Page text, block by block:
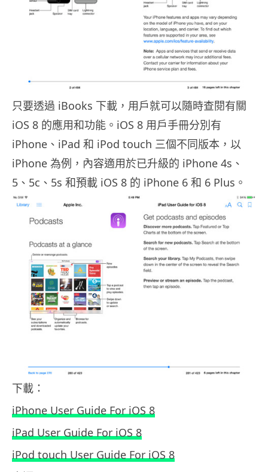
只要透過 iBooks 下載，用戶就可以隨時查閱有關
iOS 8 的應用和功能。iOS 8 用戶手冊分別有
iPhone、iPad 和 iPod touch 三個不同版本，以
iPhone 為例，內容適用於已升級的 iPhone 4s、
5、5c、5s 和預載 iOS 8 的 iPhone 6 和 6 Plus。
下載：
iPhone User Guide For iOS 8
iPad User Guide For iOS 8
iPod touch User Guide For iOS 8